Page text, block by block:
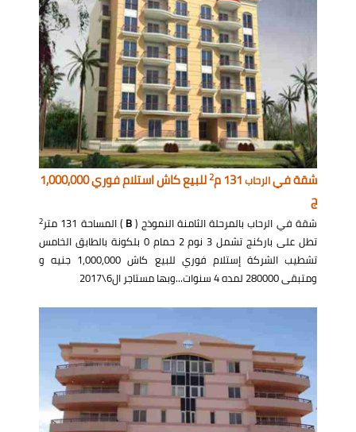
شقة فيالرحاب 2
للبيع كاش استلام فوري 1,000,000
ج
شقة في الرحاب بالمرحلة الثامنة النموذج (B ) المساحة 131 متر 2
تطل على باركنج تشمل 3 نوم 2 حمام 0 بلكونة بالطابق الخامس
تشطيب الشركة إستلام فوري للبيع كاش 1,000,000 جنيه و
ومتبقى 280000 لمده 4 سنوات...وبها مستاجر ال6\2017